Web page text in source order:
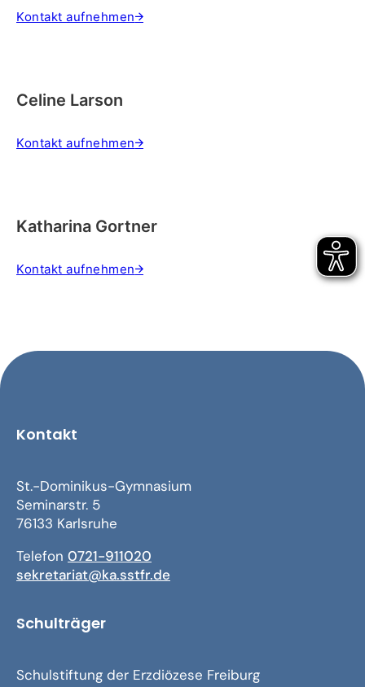
Kontakt aufnehmen
Celine Larson
Kontakt aufnehmen
Katharina Gortner
Kontakt aufnehmen
Kontakt
St.-Dominikus-Gymnasium
Seminarstr. 5
76133 Karlsruhe
Telefon 0721-911020
sekretariat@ka.sstfr.de
Schulträger
Schulstiftung der Erzdiözese Freiburg